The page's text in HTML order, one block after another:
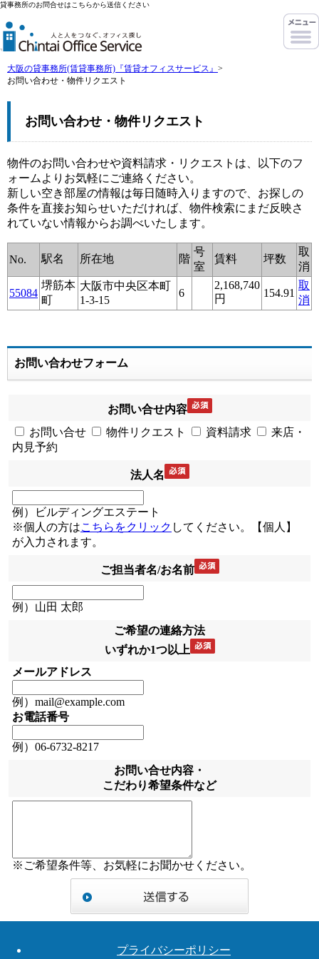
貸事務所のお問合せはこちらから送信ください
大阪の貸事務所(賃貸事務所)『賃貸オフィスサービス』 >
お問い合わせ・物件リクエスト
お問い合わせ・物件リクエスト
物件のお問い合わせや資料請求・リクエストは、以下のフ
ォームよりお気軽にご連絡ください。
新しい空き部屋の情報は毎日随時入りますので、お探しの
条件を直接お知らせいただければ、物件検索にまだ反映さ
れていない情報からお調べいたします。
No. 駅名 所在地 階
号
室
賃料 坪数
取
消
55084
堺筋本
町
大阪市中央区本町
1-3-15
6
2,168,740
円
154.91
取
消
お問い合わせフォーム
お問い合せ内容
お問い合せ
物件リクエスト 資料請求
来店・
内見予約
法人名
例）ビルディングエステート
※個人の方はこちらをクリック してください。【個人】
が入力されます。
ご担当者名/お名前
例）山田 太郎
ご希望の連絡方法
いずれか1つ以上
メールアドレス
例）mail@example.com
お電話番号
例）06-6732-8217
お問い合せ内容・
こだわり希望条件など
※ご希望条件等、お気軽にお聞かせください。
プライバシーポリシー